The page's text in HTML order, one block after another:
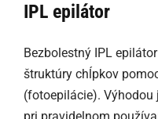
IPL epilátor
Bezbolestný IPL
štruktúry chĺpkov
(fotoepilácie). Výhodou